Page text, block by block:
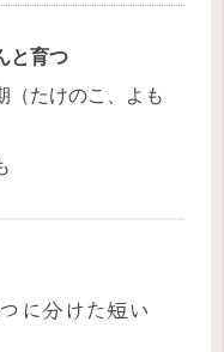
と育つ
（たけのこ、よも
に分けた短い